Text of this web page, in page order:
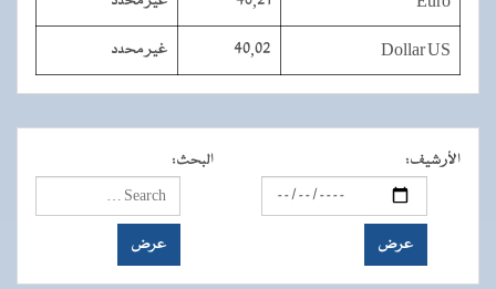
Dollar US
40,02 غير محدد
الأرشيف: البحث: